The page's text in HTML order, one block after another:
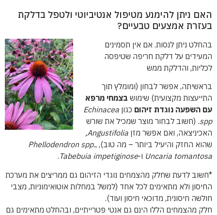
האם ניתן להימנע מטיפול אנטיביוטי ולטפל בדלקת
בעזרת אמצעים טבעיים?
בהחלט ניתן לנסות. אם אין תסמינים
המעידים על דלקת חריפה שטיפסה
לכליות, והדלקת ממש
בראשיתה, אפשר לבחון (ומומלץ תוך
התייעצות מקצועית) שימוש בצמחי מרפא
עם השפעה נוגדת זיהום כגון Echinacea
spp. (חשוב לבחור מוצר שמכיל את שורש
האכיניצאה, ואם אפשר מזן Angustifolia,
שהוא החזק והיעיל ביותר – מה טוב), Phellodendron spp.,
Uncaria tomantosa ו-Tabebuia impetiginose
.
*חשוב לדעת שחלק מהצמחים נוגדי הזיהום גם ממריצים את מערכת
החיסון ולא מתאימים לכל אחד (למשל במחלות אוטואימוניות, מצבי
חולשה חיסונית, מדוכאי חיסון ועוד).
חלק מהצמחים הללו הינם גם אנטי פטרייתיים, ובהחלט מתאימים גם